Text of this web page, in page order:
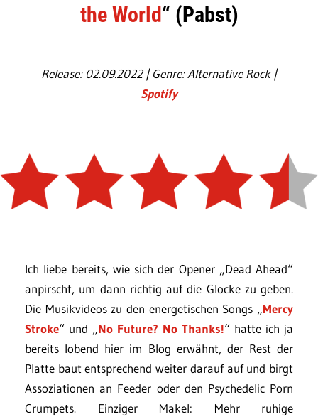
the World“ (Pabst)
Release: 02.09.2022 | Genre: Alternative Rock |
Spotify
Ich liebe bereits, wie sich der Opener „Dead Ahead“
anpirscht, um dann richtig auf die Glocke zu geben.
Die Musikvideos zu den energetischen Songs „Mercy
Stroke“ und „No Future? No Thanks!“ hatte ich ja
bereits lobend hier im Blog erwähnt, der Rest der
Platte baut entsprechend weiter darauf auf und birgt
Assoziationen an Feeder oder den Psychedelic Porn
Crumpets. Einziger Makel: Mehr ruhige